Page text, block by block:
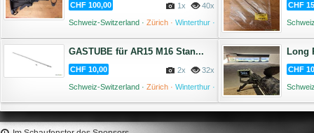
CHF 100,00 40x
1x
Schweiz-Switzerland · Zürich · Winterthur ·
CHF
GASTUBE für AR15 M16 Stan...
CHF 10,00 32x
2x
Schweiz-Switzerland · Zürich · Winterthur ·
Long
CHF